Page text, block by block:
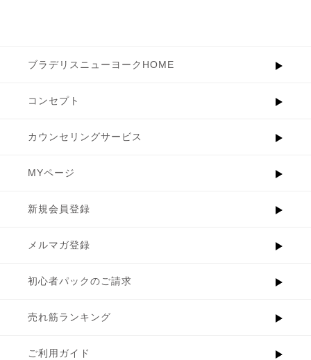
ブラデリスニューヨークHOME
コンセプト
カウンセリングサービス
MYページ
新規会員登録
メルマガ登録
初心者パックのご請求
売れ筋ランキング
ご利用ガイド